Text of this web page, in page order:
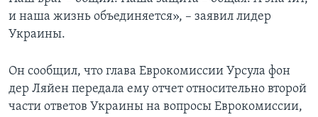
и наша жизнь объединяется», – заявил лидер
Украины.
Он сообщил, что глава Еврокомиссии Урсула фон
дер Ляйен передала ему отчет относительно второй
части ответов Украины на вопросы Еврокомиссии,